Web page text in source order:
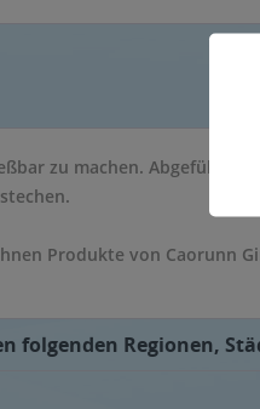
zu machen. Abgefüllt
Produkte von Caorunn
folgenden Regionen,